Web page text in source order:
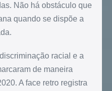
Não há obstáculo que
quando se dispõe a
racial e a
de maneira
A face retro registra